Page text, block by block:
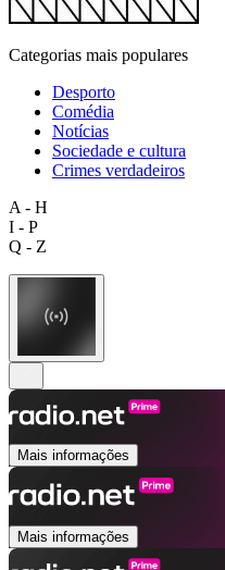
Categorias mais populares
Desporto
Comédia
Notícias
Sociedade e cultura
Crimes verdadeiros
A - H
I - P
Q - Z
Mais informações
Mais informações